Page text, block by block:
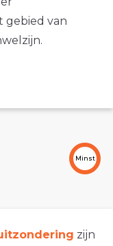
gebied van
Minst
zijn